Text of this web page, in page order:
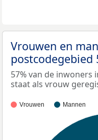
Vrouwen en
postcodegebied
57% van de inwoners
staat als vrouw
Vrouwen Mannen